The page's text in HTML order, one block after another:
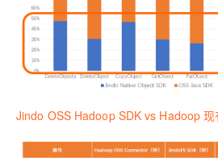
Jindo OSS Hadoop SDK vs Hadoop 现